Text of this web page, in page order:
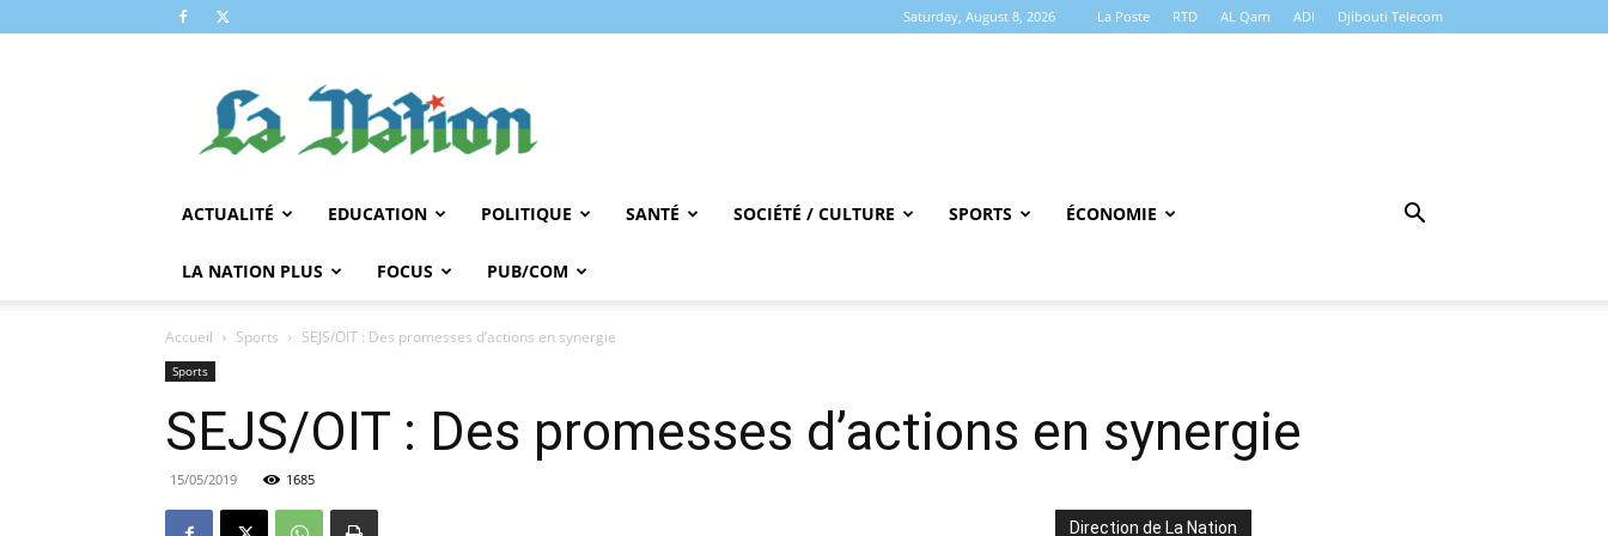
Saturday, August 8, 2026 La Poste RTD AL Qarn ADI Djibouti Telecom
NATION
ACTUALITÉ EDUCATION POLITIQUE SANTÉ SOCIÉTÉ / CULTURE SPORTS ÉCONOMIE
LA NATION PLUS FOCUS PUB/COM
Accueil Sports SEJS/OIT : Des promesses d’actions en synergie
Sports
SEJS/OIT : Des promesses d’actions en synergie
15/05/2019 1685
Direction de La Nation